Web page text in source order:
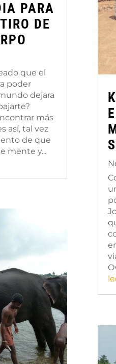
PARA
DE
que el
poder
dejara
más
así, tal vez
de que
mente y...